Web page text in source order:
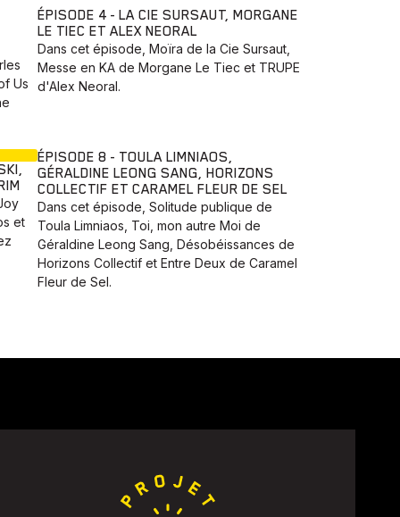
Us
ÉPISODE 4 - LA CIE SURSAUT, MORGANE
LE TIEC ET ALEX NEORAL
Dans cet épisode, Moïra de la Cie Sursaut,
Messe en KA de Morgane Le Tiec et TRUPE
d'Alex Neoral.
et
ÉPISODE 8 - TOULA LIMNIAOS,
GÉRALDINE LEONG SANG, HORIZONS
COLLECTIF ET CARAMEL FLEUR DE SEL
Dans cet épisode, Solitude publique de
Toula Limniaos, Toi, mon autre Moi de
Géraldine Leong Sang, Désobéissances de
Horizons Collectif et Entre Deux de Caramel
Fleur de Sel.